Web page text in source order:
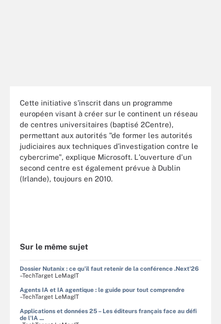
Cette initiative s'inscrit dans un programme
européen visant à créer sur le continent un réseau
de centres universitaires (baptisé 2Centre),
permettant aux autorités "de former les autorités
judiciaires aux techniques d’investigation contre le
cybercrime", explique Microsoft. L'ouverture d'un
second centre est également prévue à Dublin
(Irlande), toujours en 2010.
Sur le même sujet
Dossier Nutanix : ce qu'il faut retenir de la conférence .Next'26
–TechTarget LeMagIT
Agents IA et IA agentique : le guide pour tout comprendre
–TechTarget LeMagIT
Applications et données 25 – Les éditeurs français face au défi
de l'IA ...